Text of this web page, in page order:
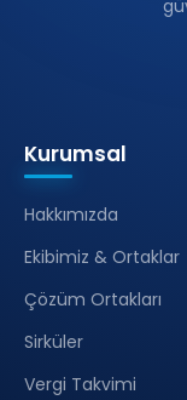
Kurumsal
Hakkımızda
Ekibimiz & Ortaklar
Çözüm Ortakları
Sirküler
Vergi Takvimi